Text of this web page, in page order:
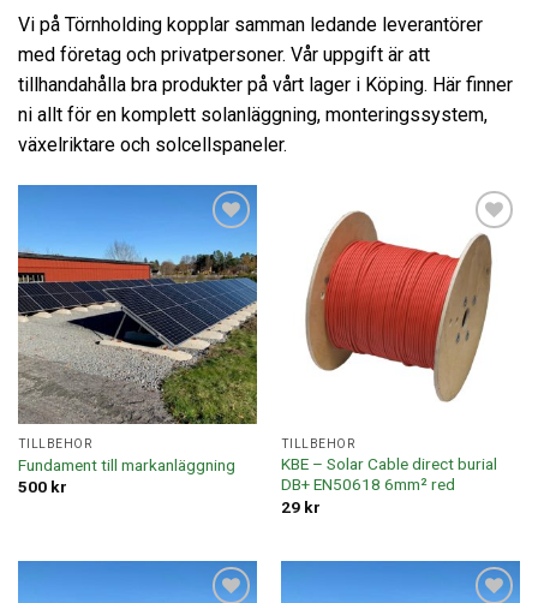
Vi på Törnholding kopplar samman ledande leverantörer
med företag och privatpersoner. Vår uppgift är att
tillhandahålla bra produkter på vårt lager i Köping. Här finner
ni allt för en komplett solanläggning, monteringssystem,
växelriktare och solcellspaneler.
Lägg till i
offertlista
TILLBEHÖR
Fundament till markanläggning
500 kr
Lägg till i
offertlista
TILLBEHÖR
KBE – Solar Cable direct burial
DB+ EN50618 6mm² red
29 kr